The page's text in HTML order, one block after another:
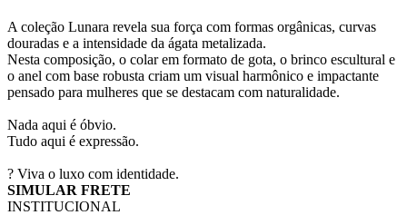
A coleção Lunara revela sua força com formas orgânicas, curvas
douradas e a intensidade da ágata metalizada.
Nesta composição, o colar em formato de gota, o brinco escultural e
o anel com base robusta criam um visual harmônico e impactante
pensado para mulheres que se destacam com naturalidade.
Nada aqui é óbvio.
Tudo aqui é expressão.
? Viva o luxo com identidade.
SIMULAR FRETE
INSTITUCIONAL